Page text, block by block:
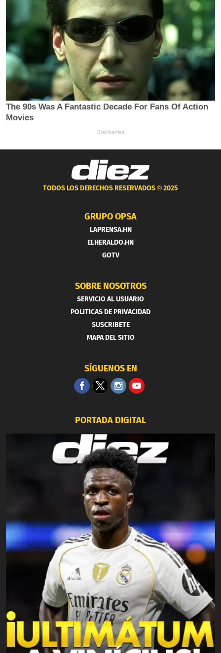
TODOS LOS DERECHOS RESERVADOS ®2025
GRUPO OPSA
LAPRENSA.HN
ELHERALDO.HN
GOTV
SOBRE NOSOTROS
SERVICIO AL USUARIO
POLITICAS DE PRIVACIDAD
SUSCRIBETE
MAPA DEL SITIO
SÍGUENOS EN
PORTADA DIGITAL